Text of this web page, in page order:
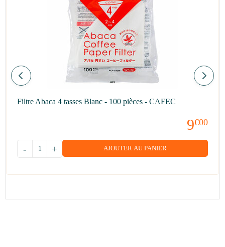
Filtre Abaca 4 tasses Blanc - 100 pièces - CAFEC
9€00
+
- AJOUTER AU PANIER